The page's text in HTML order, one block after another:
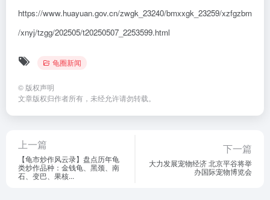
https://www.huayuan.gov.cn/zwgk_23240/bmxxgk_23259/xzfgzbm
/xnyj/tzgg/202505/t20250507_2253599.html
龟圈新闻
© 版权声明
文章版权归作者所有，未经允许请勿转载。
上一篇
【龟市炒作风云录】盘点历年龟
类炒作品种：金钱龟、黑颈、南
石、变巴、果核...
下一篇
大力发展宠物经济 北京平谷将举
办国际宠物博览会